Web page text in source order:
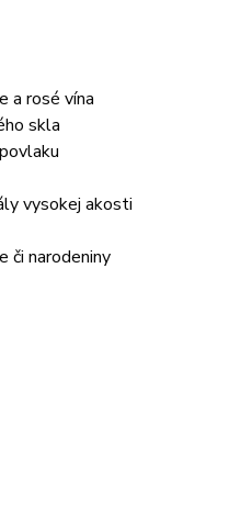
a rosé vína
skla
vysokej akosti
či narodeniny